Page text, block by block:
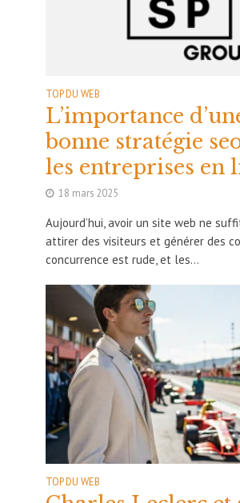
TOP DU WEB
L’importance
bonne stratégie
les entreprises en
18 mars 2025
Aujourd’hui, avoir un site web ne
attirer des visiteurs et générer des
concurrence est rude, et les...
TOP DU WEB